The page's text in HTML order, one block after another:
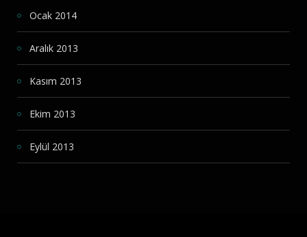
Ocak 2014
Aralık 2013
Kasım 2013
Ekim 2013
Eylül 2013